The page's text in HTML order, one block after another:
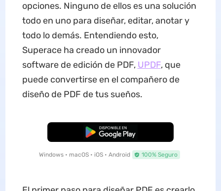
opciones. Ninguno de ellos es una solución
todo en uno para diseñar, editar, anotar y
todo lo demás. Entendiendo esto,
Superace ha creado un innovador
software de edición de PDF, UPDF, que
puede convertirse en el compañero de
diseño de PDF de tus sueños.
Descarga Gratuita
Windows • macOS • iOS • Android 100% Seguro